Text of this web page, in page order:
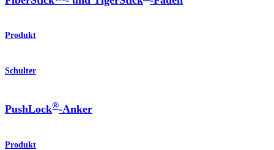
Produkt
Schulter
PushLock®-Anker
Produkt